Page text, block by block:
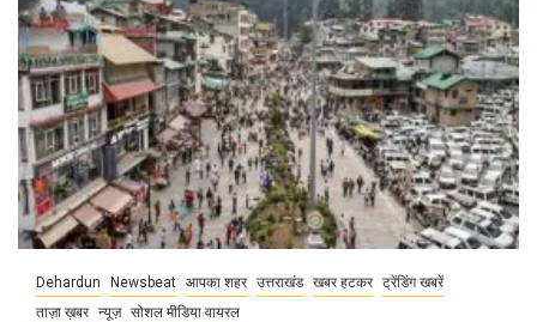
Dehardun Newsbeat आपका शहर उत्तराखंड खबर हटकर ट्रेंडिंग खबरें
ताज़ा ख़बर न्यूज़ सोशल मीडिया वायरल